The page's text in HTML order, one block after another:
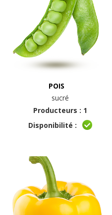
POIS
sucré
Producteurs : 1
Disponibilité :